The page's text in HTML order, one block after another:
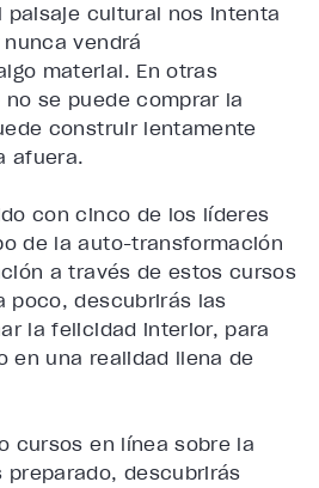
paisaje cultural nos intenta
vendrá
material. En otras
se puede comprar la
construir lentamente
afuera.
con cinco de los líderes
de la auto-transformación
a través de estos cursos
poco, descubrirás las
la felicidad interior, para
en una realidad llena de
cursos en línea sobre la
descubrirás